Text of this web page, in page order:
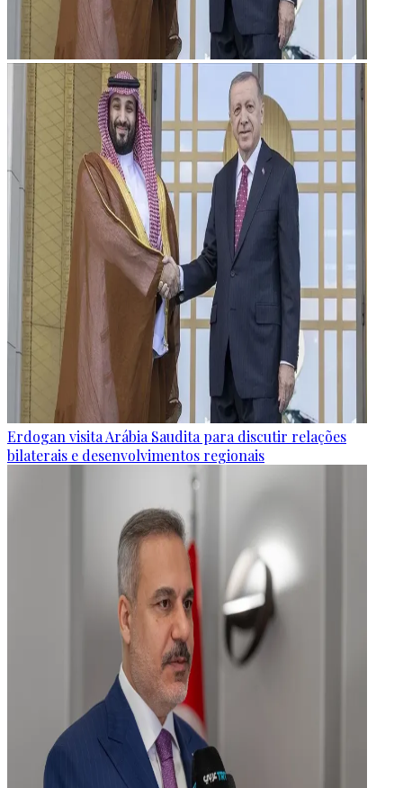
Erdogan visita Arábia Saudita para discutir relações
bilaterais e desenvolvimentos regionais